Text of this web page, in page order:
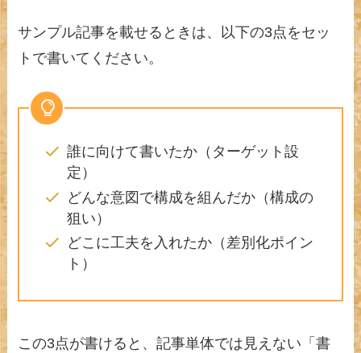
サンプル記事を載せるときは、以下の3点をセッ
トで書いてください。
誰に向けて書いたか（ターゲット設
定）
どんな意図で構成を組んだか（構成の
狙い）
どこに工夫を入れたか（差別化ポイン
ト）
この3点が書けると、記事単体では見えない「書